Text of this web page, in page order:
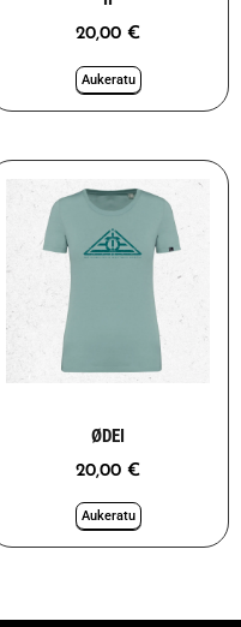
20,00 €
Aukeratu
ØDEI
20,00 €
Aukeratu